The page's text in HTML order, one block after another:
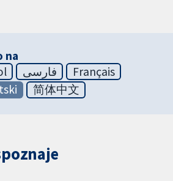
na
فارسی
Français
简体中文